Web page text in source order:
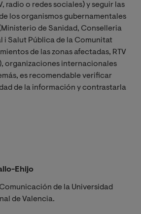
radio o redes sociales) y seguir las
los organismos gubernamentales
de Sanidad, Conselleria
i Salut Pública de la Comunitat
de las zonas afectadas, RTV
organizaciones internacionales
es recomendable verificar
de la información y contrastarla
Ehijo
de la Universidad
de Valencia.